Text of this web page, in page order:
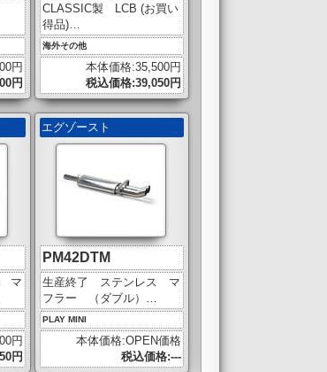
円
円
CLASSIC製 LCB (お買い
得品)…
海外その他
本体価格:35,500円
税込価格:39,050円
マ
円
円
エグゾースト
PM42DTM
生産終了 ステンレス マ
フラー （ダブル）…
PLAY MINI
本体価格:OPEN価格
税込価格:---